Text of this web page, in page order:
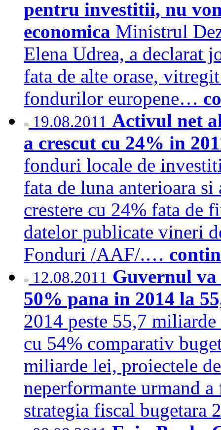
pentru investitii, nu
economica Ministrul
Elena Udrea, a declarat
fata de alte orase,
fondurilor europene…
19.08.2011 Activul net
a crescut cu 24% in
fonduri locale de
fata de luna anterioara
crestere cu 24% fata
datelor publicate vineri
Fonduri /AAF/.…
12.08.2011 Guvernul
50% pana in 2014 la
2014 peste 55,7
cu 54% comparativ
miliarde lei, proiectele
neperformante urmand
strategia fiscal